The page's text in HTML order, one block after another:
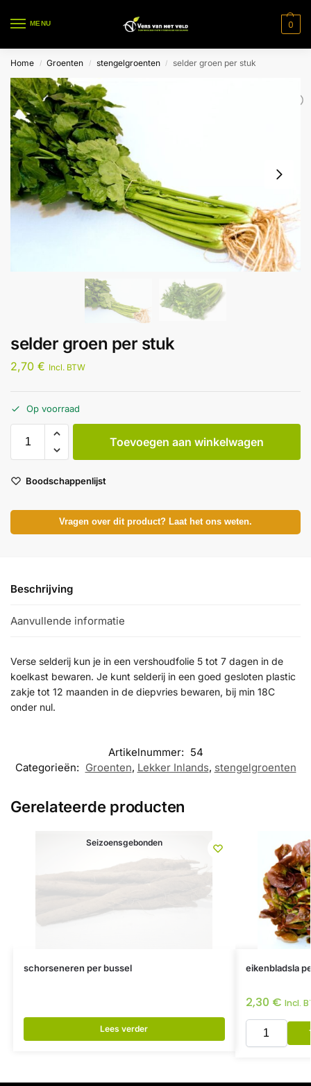
MENU 0
Home / Groenten / stengelgroenten / selder groen per stuk
selder groen per stuk
2,70 € Incl. BTW
Op voorraad
Toevoegen aan winkelwagen
Boodschappenlijst
Vragen over dit product? Laat het ons weten.
Beschrijving
Aanvullende informatie
Verse selderij kun je in een vershoudfolie 5 tot 7 dagen in de
koelkast bewaren. Je kunt selderij in een goed gesloten plastic
zakje tot 12 maanden in de diepvries bewaren, bij min 18C
onder nul.
Artikelnummer: 54
Categorieën: Groenten, Lekker Inlands, stengelgroenten
Gerelateerde producten
Seizoensgebonden
schorseneren per bussel
Lees verder
eikenbladsla
2,30 € Incl.